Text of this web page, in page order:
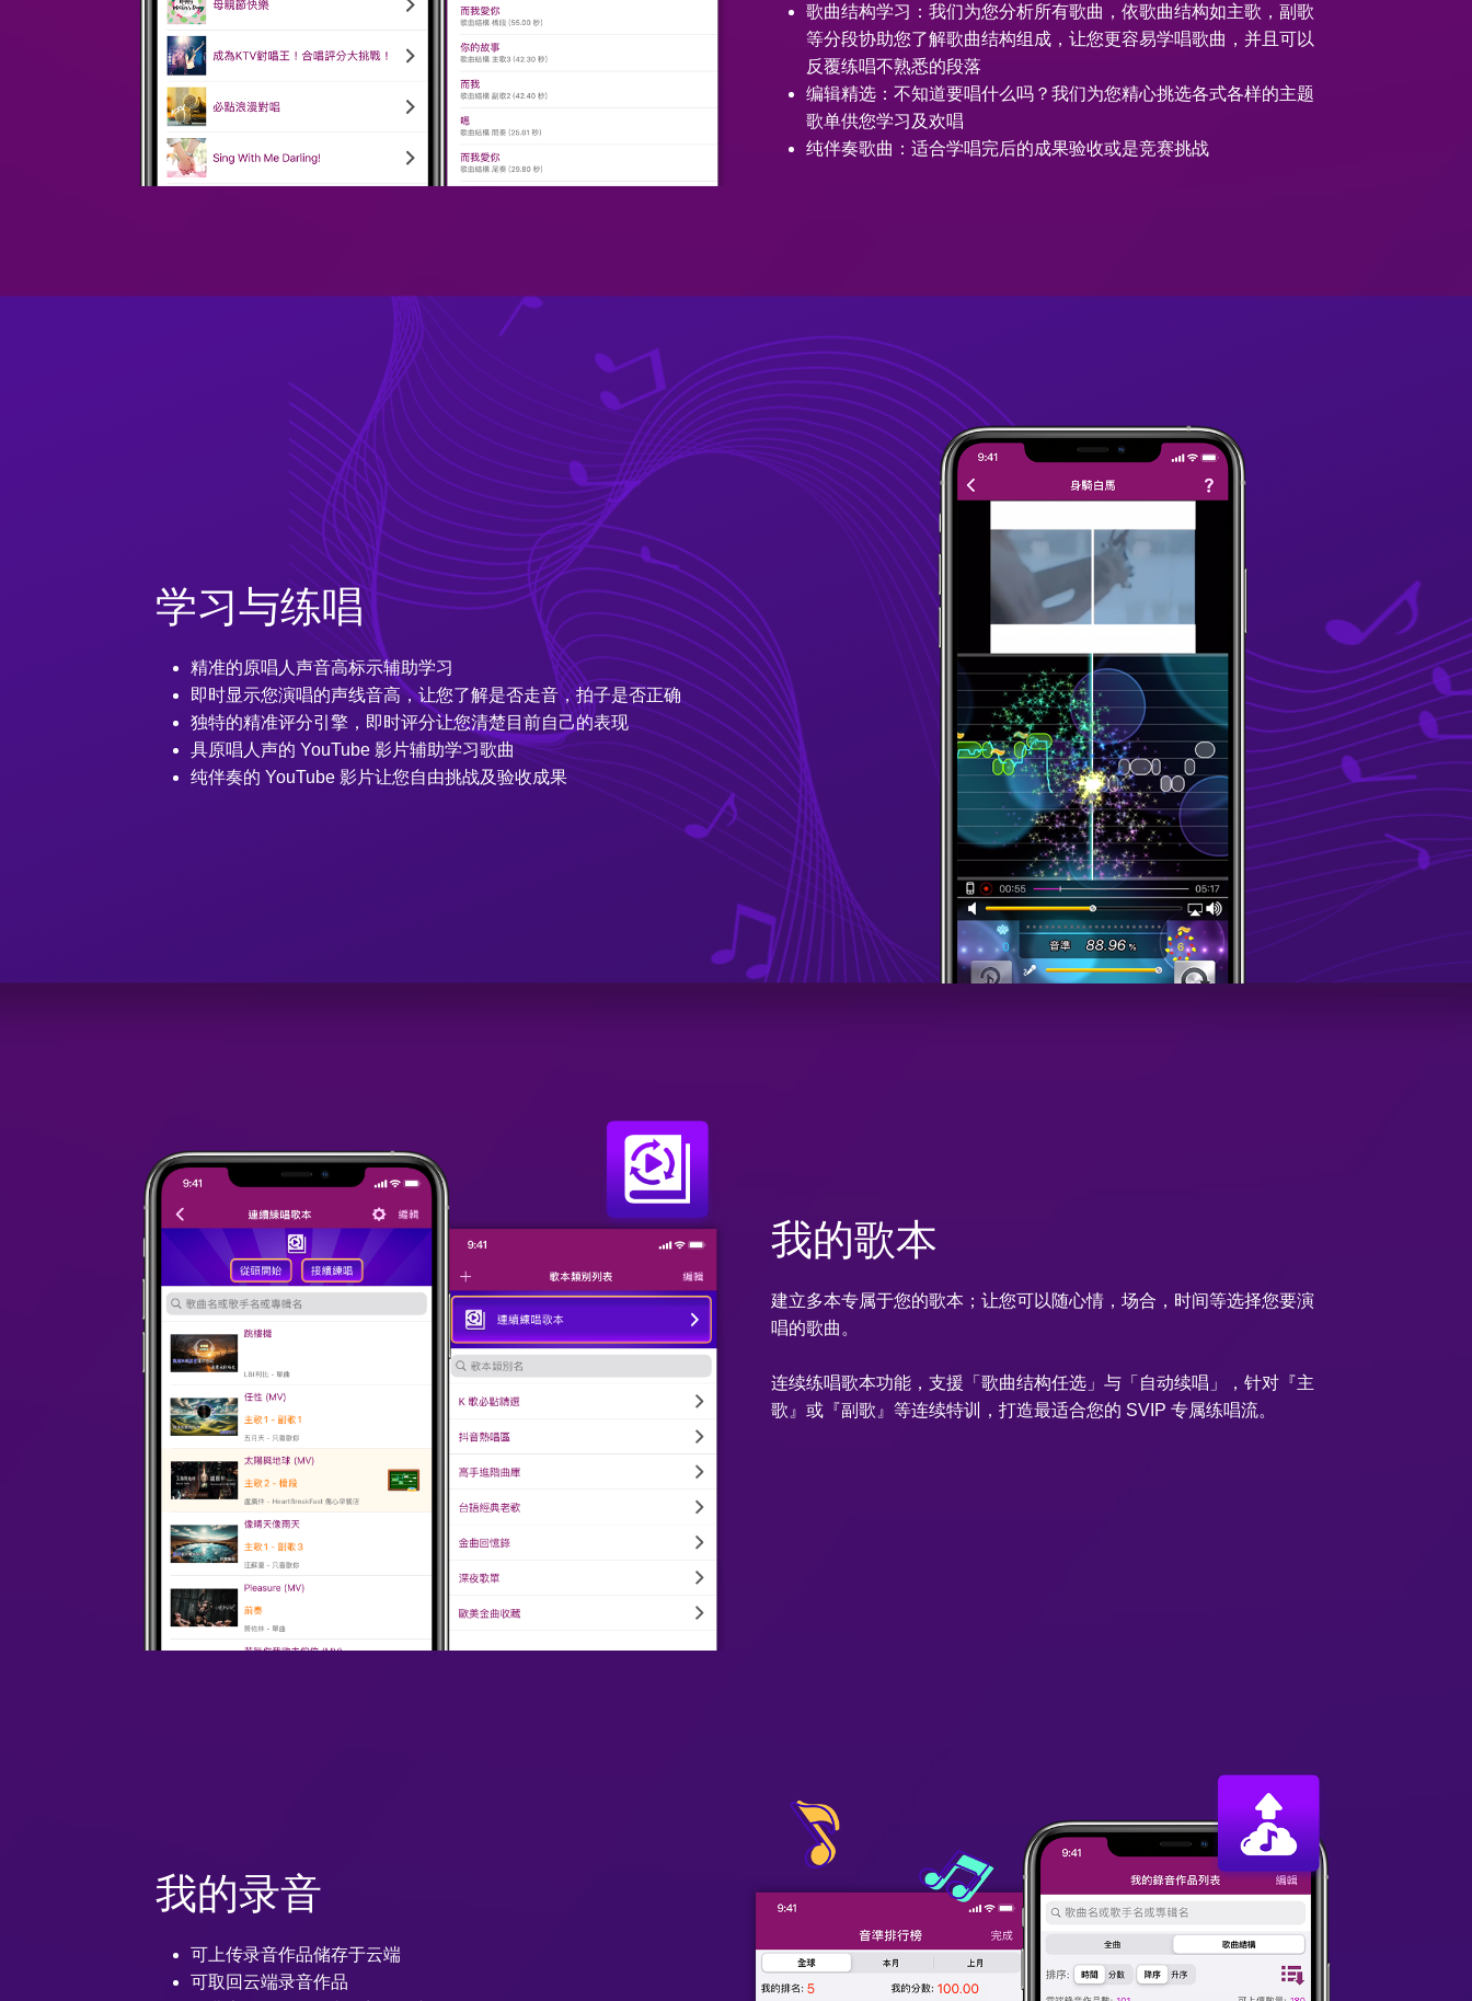
歌曲结构学习：我们为您分析所有歌曲，依歌曲结构如主歌，副歌
等分段协助您了解歌曲结构组成，让您更容易学唱歌曲，并且可以
反覆练唱不熟悉的段落
编辑精选：不知道要唱什么吗？我们为您精心挑选各式各样的主题
歌单供您学习及欢唱
纯伴奏歌曲：适合学唱完后的成果验收或是竞赛挑战
学习与练唱
精准的原唱人声音高标示辅助学习
即时显示您演唱的声线音高，让您了解是否走音，拍子是否正确
独特的精准评分引擎，即时评分让您清楚目前自己的表现
具原唱人声的 YouTube 影片辅助学习歌曲
纯伴奏的 YouTube 影片让您自由挑战及验收成果
我的歌本
建立多本专属于您的歌本；让您可以随心情，场合，时间等选择您要演
唱的歌曲。
连续练唱歌本功能，支援「歌曲结构任选」与「自动续唱」，针对『主
歌』或『副歌』等连续特训，打造最适合您的 SVIP 专属练唱流。
我的录音
可上传录音作品储存于云端
可取回云端录音作品